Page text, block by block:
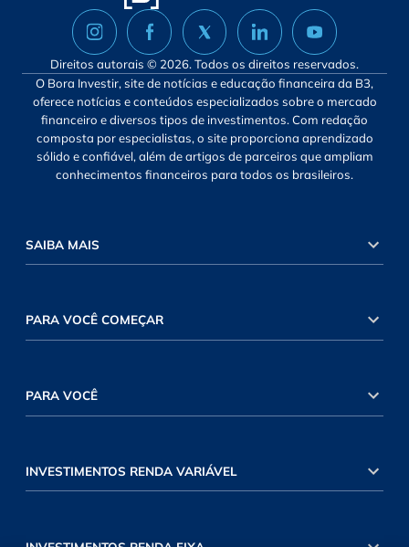
Direitos autorais © 2026. Todos os direitos reservados.
O Bora Investir, site de notícias e educação financeira da B3,
oferece notícias e conteúdos especializados sobre o mercado
financeiro e diversos tipos de investimentos. Com redação
composta por especialistas, o site proporciona aprendizado
sólido e confiável, além de artigos de parceiros que ampliam
conhecimentos financeiros para todos os brasileiros.
SAIBA MAIS
PARA VOCÊ COMEÇAR
PARA VOCÊ
INVESTIMENTOS RENDA VARIÁVEL